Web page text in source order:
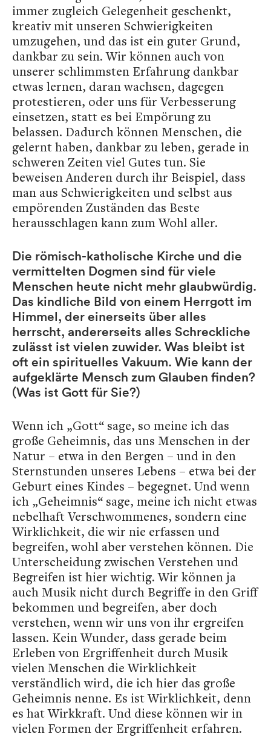
immer zugleich Gelegenheit geschenkt,
kreativ mit unseren Schwierigkeiten
umzugehen, und das ist ein guter Grund,
dankbar zu sein. Wir können auch von
unserer schlimmsten Erfahrung dankbar
etwas lernen, daran wachsen, dagegen
protestieren, oder uns für Verbesserung
einsetzen, statt es bei Empörung zu
belassen. Dadurch können Menschen, die
gelernt haben, dankbar zu leben, gerade in
schweren Zeiten viel Gutes tun. Sie
beweisen Anderen durch ihr Beispiel, dass
man aus Schwierigkeiten und selbst aus
empörenden Zuständen das Beste
herausschlagen kann zum Wohl aller.
Die römisch-katholische Kirche und die
vermittelten Dogmen sind für viele
Menschen heute nicht mehr glaubwürdig.
Das kindliche Bild von einem Herrgott im
Himmel, der einerseits über alles
herrscht, andererseits alles Schreckliche
zulässt ist vielen zuwider. Was bleibt ist
oft ein spirituelles Vakuum. Wie kann der
aufgeklärte Mensch zum Glauben finden?
(Was ist Gott für Sie?)
Wenn ich „Gott“ sage, so meine ich das
große Geheimnis, das uns Menschen in der
Natur – etwa in den Bergen – und in den
Sternstunden unseres Lebens – etwa bei der
Geburt eines Kindes – begegnet. Und wenn
ich „Geheimnis“ sage, meine ich nicht etwas
nebelhaft Verschwommenes, sondern eine
Wirklichkeit, die wir nie erfassen und
begreifen, wohl aber verstehen können. Die
Unterscheidung zwischen Verstehen und
Begreifen ist hier wichtig. Wir können ja
auch Musik nicht durch Begriffe in den Griff
bekommen und begreifen, aber doch
verstehen, wenn wir uns von ihr ergreifen
lassen. Kein Wunder, dass gerade beim
Erleben von Ergriffenheit durch Musik
vielen Menschen die Wirklichkeit
verständlich wird, die ich hier das große
Geheimnis nenne. Es ist Wirklichkeit, denn
es hat Wirkkraft. Und diese können wir in
vielen Formen der Ergriffenheit erfahren.